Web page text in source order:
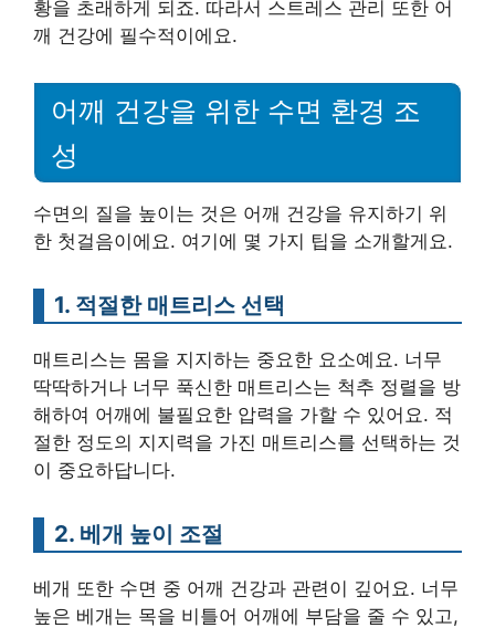
황을 초래하게 되죠. 따라서 스트레스 관리 또한 어
깨 건강에 필수적이에요.
어깨 건강을 위한 수면 환경 조
성
수면의 질을 높이는 것은 어깨 건강을 유지하기 위
한 첫걸음이에요. 여기에 몇 가지 팁을 소개할게요.
1. 적절한 매트리스 선택
매트리스는 몸을 지지하는 중요한 요소예요. 너무
딱딱하거나 너무 푹신한 매트리스는 척추 정렬을 방
해하여 어깨에 불필요한 압력을 가할 수 있어요. 적
절한 정도의 지지력을 가진 매트리스를 선택하는 것
이 중요하답니다.
2. 베개 높이 조절
베개 또한 수면 중 어깨 건강과 관련이 깊어요. 너무
높은 베개는 목을 비틀어 어깨에 부담을 줄 수 있고,